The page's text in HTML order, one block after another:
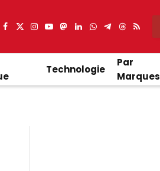
Facebook
X
Instagram
YouTube
Mastodon
LinkedIn
WhatsApp
Partager
Telegram
Threads
RSS
Technologie
Par
Marques